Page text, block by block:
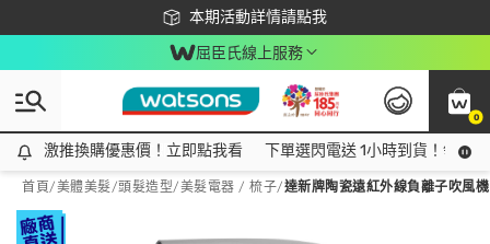
本期活動詳情請點我
下載app最高回饋$350
屈臣氏線上服務
0
激推換購優惠價！立即點我看
激推換購優惠價！立即點我看 下單選閃電送 1小時到貨！領神
首頁/美體美髮/頭髮造型/美髮電器 / 梳子/達新牌陶瓷遠紅外線負離子吹風